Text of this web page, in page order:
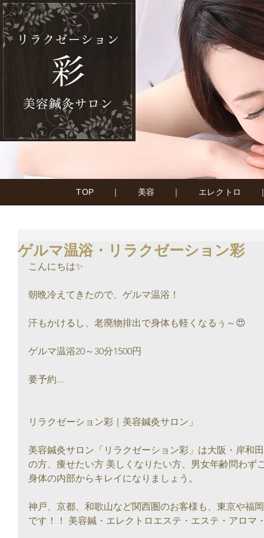
TOP ｜ 美容 ｜ エレクトロ
ゲルマ温浴・リラクゼーション彩
こんにちは✨
朝晩冷えてきたので、ゲルマ温浴！
汗もかけるし、老廃物排出で身体も軽くなるぅ～😍
ゲルマ温浴20～30分1500円
要予約...
リラクゼーション彩｜美容鍼灸サロン」
美容鍼灸サロン「リラクゼーション彩」は大阪・岸和
の方、痩せたい方 美しくなりたい方、男女年齢問わず
身体の内部からキレイになりましょう。
神戸、京都、和歌山など関西圏のお客様も、東京や福
です！！ 美容鍼・エレクトロエステ・エステ・アロマ